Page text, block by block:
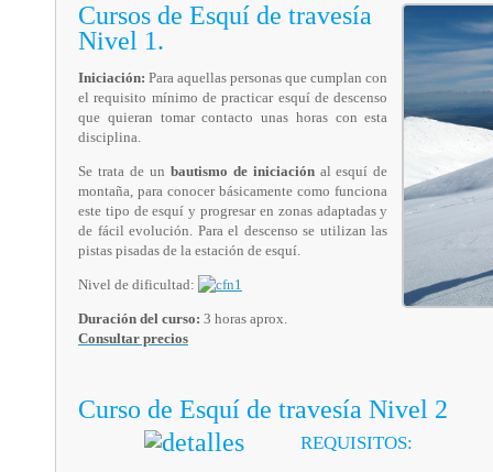
Cursos de Esquí de travesía
Nivel 1.
Iniciación: Para aquellas personas que cumplan con
el requisito mínimo de practicar esquí de descenso
que quieran tomar contacto unas horas con esta
disciplina.
Se trata de un bautismo de iniciaciónal esquí de
montaña, para conocer básicamente como funciona
este tipo de esquí y progresar en zonas adaptadas y
de fácil evolución. Para el descenso se utilizan las
pistas pisadas de la estación de esquí.
Nivel de dificultad:
Duración del curso: 3 horas aprox.
Consultar precios
Curso de Esquí de travesía Nivel 2
REQUISITOS: